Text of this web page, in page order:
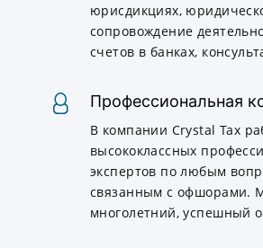
юрисдикциях,
сопровождение
счетов в банках,
Профессиональная
В компании Crystal Tax
высококлассных
экспертов по любым
связанным с офшорами.
многолетний, успешный